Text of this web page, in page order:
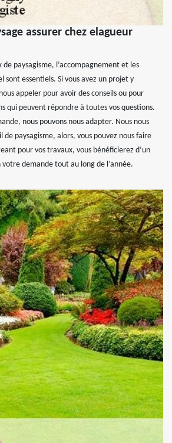
assurer chez elagueur
de paysagisme, l’accompagnement et les
sont essentiels. Si vous avez un projet y
appeler pour avoir des conseils ou pour
qui peuvent répondre à toutes vos questions.
nous pouvons nous adapter. Nous nous
paysagisme, alors, vous pouvez nous faire
pour vos travaux, vous bénéficierez d’un
demande tout au long de l’année.